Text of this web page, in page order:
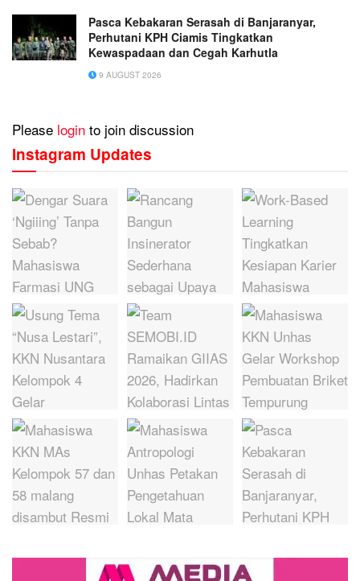
Pasca Kebakaran Serasah di Banjaranyar,
Perhutani KPH Ciamis Tingkatkan
Kewaspadaan dan Cegah Karhutla
9 AUGUST 2026
Please login to join discussion
Instagram Updates